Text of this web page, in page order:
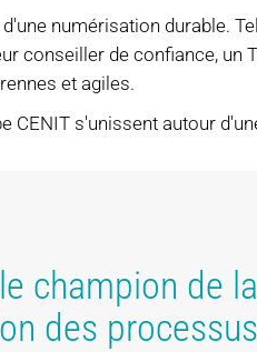
numérisation durable.
conseiller de confiance, un
et agiles.
CENIT s'unissent autour
champion de la
des